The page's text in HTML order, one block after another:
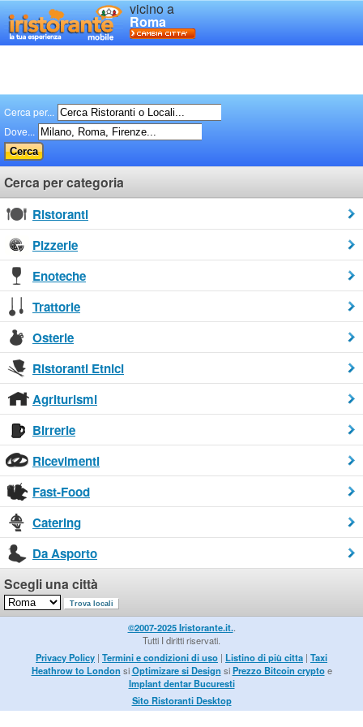
vicino a
Roma
Cerca per...
Dove...
Cerca per categoria
Ristoranti
Pizzerie
Enoteche
Trattorie
Osterie
Ristoranti Etnici
Agriturismi
Birrerie
Ricevimenti
Fast-Food
Catering
Da Asporto
Scegli una città
©2007-2025 Iristorante.it..
Tutti I diritti riservati.
Privacy Policy | Termini e condizioni di uso | Listino di più citta | Taxi
Heathrow to London siOptimizare si Design siPrezzo Bitcoin cryptoe
Implant dentar Bucuresti
Sito Ristoranti Desktop